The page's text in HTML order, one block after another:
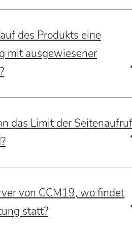
des Produkts eine
mit ausgewiesener
das Limit der
von CCM19, wo findet
statt?